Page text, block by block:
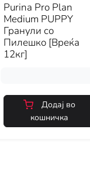
Purina Pro Plan
Medium PUPPY
Гранули со
Пилешко [Вреќа
12кг]
Додај во
кошничка